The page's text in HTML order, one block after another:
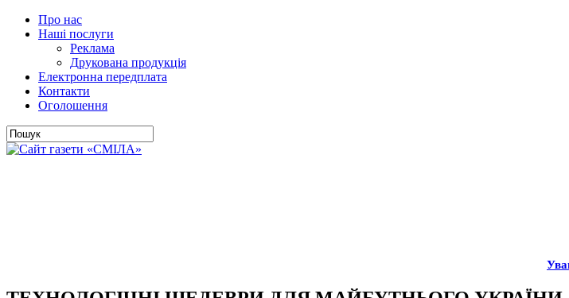
Про нас
Наші послуги
Реклама
Друкована продукція
Електронна передплата
Контакти
Оголошення